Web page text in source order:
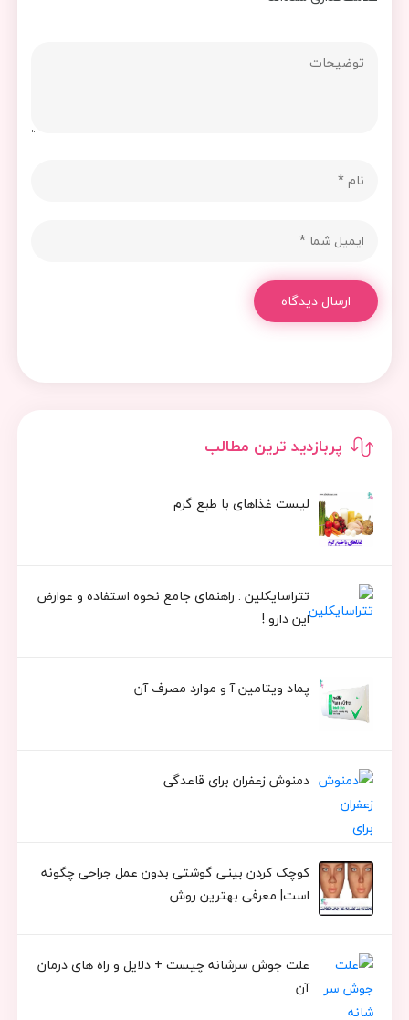
پربازدید ترین مطالب
لیست غذاهای با طبع گرم
تتراسایکلین : راهنمای جامع نحوه استفاده و عوارض
این دارو !
پماد ویتامین آ و موارد مصرف آن
دمنوش زعفران برای قاعدگی
کوچک کردن بینی گوشتی بدون عمل جراحی چگونه
است| معرفی بهترین روش
علت جوش سرشانه چیست + دلایل و راه های درمان
آن
ارسال دیدگاه